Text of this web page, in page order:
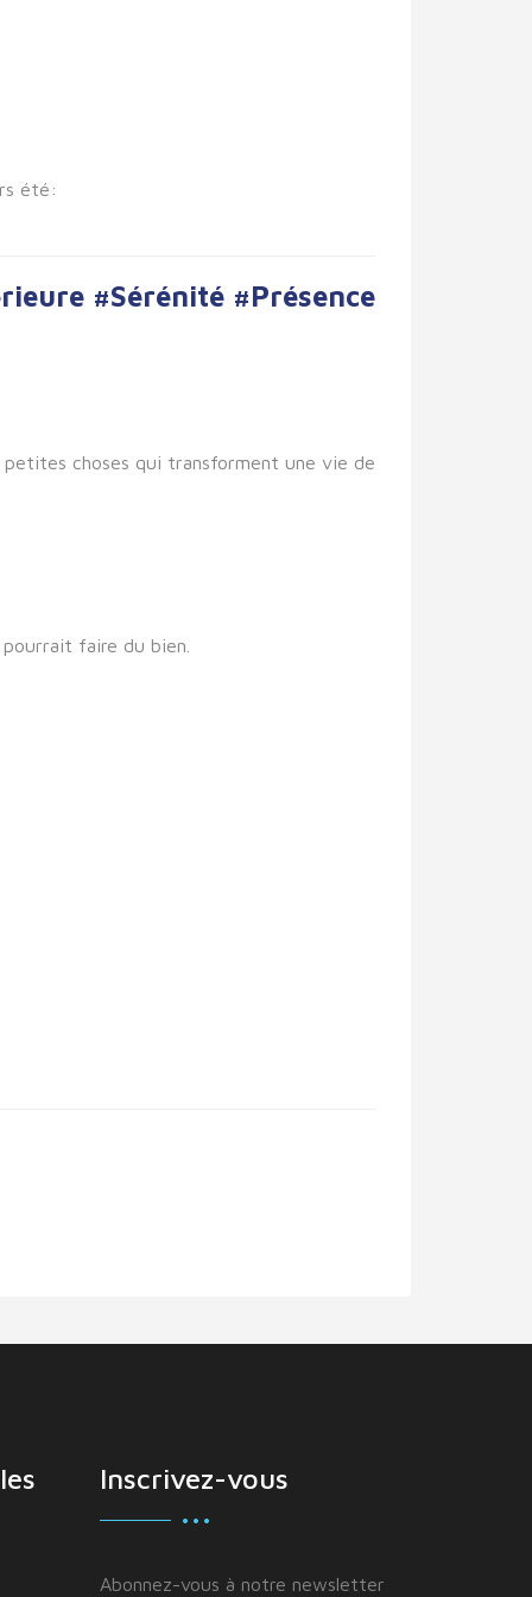
été:
#Sérénité #Présence
choses qui transforment une vie de
faire du bien.
Inscrivez-vous
Abonnez-vous à notre newsletter